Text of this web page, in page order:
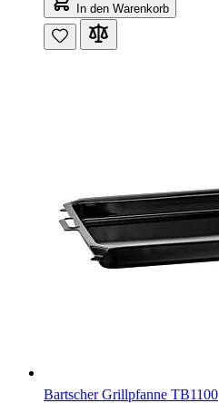
In den Warenkorb
Bartscher Grillpfanne TB1100